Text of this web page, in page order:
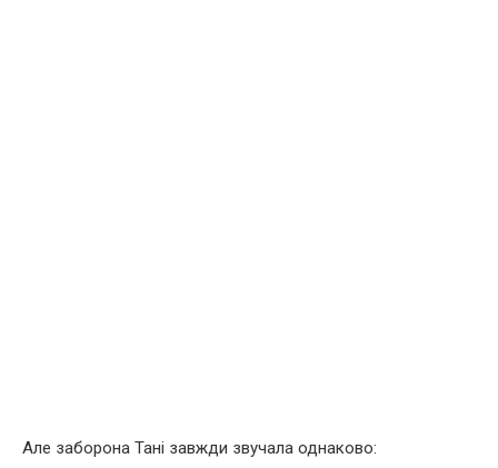
Але заборона Тані завжди звучала однаково: